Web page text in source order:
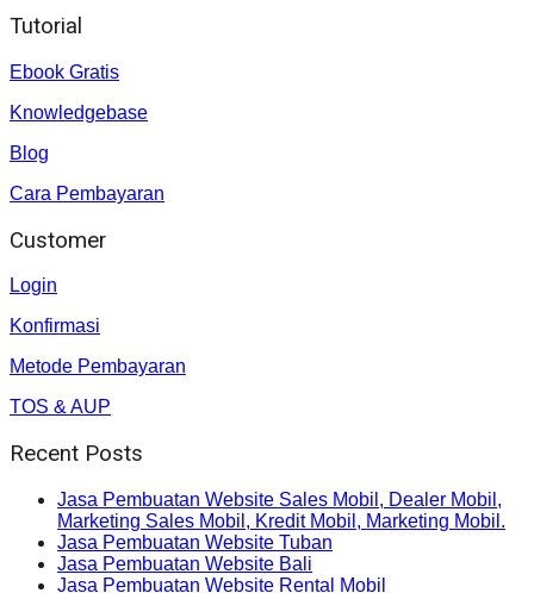
Tutorial
Ebook Gratis
Knowledgebase
Blog
Cara Pembayaran
Customer
Login
Konfirmasi
Metode Pembayaran
TOS & AUP
Recent Posts
Jasa Pembuatan Website Sales Mobil, Dealer Mobil,
Marketing Sales Mobil, Kredit Mobil, Marketing Mobil.
Jasa Pembuatan Website Tuban
Jasa Pembuatan Website Bali
Jasa Pembuatan Website Rental Mobil